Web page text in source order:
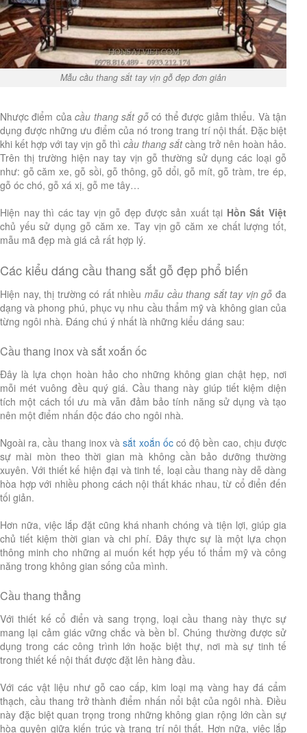
Mẫu cầu thang sắt tay vịn gỗ đẹp đơn giản
Nhược điểm củacầu thang sắt gỗcó thể được giảm thiểu. Và tận
dụng được những ưu điểm của nó trong trang trí nội thất. Đặc biệt
khi kết hợp với tay vịn gỗ thì cầu thang sắtcàng trở nên hoàn hảo.
Trên thị trường hiện nay tay vịn gỗ thường sử dụng các loại gỗ
như: gỗ căm xe, gỗ sồi, gỗ thông, gỗ dổi, gỗ mít, gỗ tràm, tre ép,
gỗ óc chó, gỗ xá xị, gỗ me tây…
Hiện nay thì các tay vịn gỗ đẹp được sản xuất tại Hồn Sắt Việt
chủ yếu sử dụng gỗ căm xe. Tay vịn gỗ căm xe chất lượng tốt,
mẫu mã đẹp mà giá cả rất hợp lý.
Các kiểu dáng cầu thang sắt gỗ đẹp phổ biến
Hiện nay, thị trường có rất nhiều mẫu cầu thang sắt tay vịn gỗ đa
dạng và phong phú, phục vụ nhu cầu thẩm mỹ và không gian của
từng ngôi nhà. Đáng chú ý nhất là những kiểu dáng sau:
Cầu thang inox và sắt xoắn ốc
Đây là lựa chọn hoàn hảo cho những không gian chật hẹp, nơi
mỗi mét vuông đều quý giá. Cầu thang này giúp tiết kiệm diện
tích một cách tối ưu mà vẫn đảm bảo tính năng sử dụng và tạo
nên một điểm nhấn độc đáo cho ngôi nhà.
Ngoài ra, cầu thang inox vàsắt xoắn ốccó độ bền cao, chịu được
sự mài mòn theo thời gian mà không cần bảo dưỡng thường
xuyên. Với thiết kế hiện đại và tinh tế, loại cầu thang này dễ dàng
hòa hợp với nhiều phong cách nội thất khác nhau, từ cổ điển đến
tối giản.
Hơn nữa, việc lắp đặt cũng khá nhanh chóng và tiện lợi, giúp gia
chủ tiết kiệm thời gian và chi phí. Đây thực sự là một lựa chọn
thông minh cho những ai muốn kết hợp yếu tố thẩm mỹ và công
năng trong không gian sống của mình.
Cầu thang thẳng
Với thiết kế cổ điển và sang trọng, loại cầu thang này thực sự
mang lại cảm giác vững chắc và bền bỉ. Chúng thường được sử
dụng trong các công trình lớn hoặc biệt thự, nơi mà sự tinh tế
trong thiết kế nội thất được đặt lên hàng đầu.
Với các vật liệu như gỗ cao cấp, kim loại mạ vàng hay đá cẩm
thạch, cầu thang trở thành điểm nhấn nổi bật của ngôi nhà. Điều
này đặc biệt quan trọng trong những không gian rộng lớn cần sự
hòa quyện giữa kiến trúc và trang trí nội thất. Hơn nữa, việc lắp